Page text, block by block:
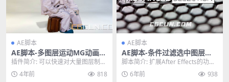
AE脚本
AE脚本-多图层运动MG动画
Motion Monkey V1.03含使
用教程
插件简介: 可以快速对大量图层制作
运动动画，不需要自己做什么关键
帧操作，一键生成...
4年前 818
AE脚本
AE脚本-条件过滤选中图层脚
本 Advanced Selection v1.0
脚本简介: 扩展After Effects的功能
以选择图层。它提供了大量过滤器
供...6年前 938